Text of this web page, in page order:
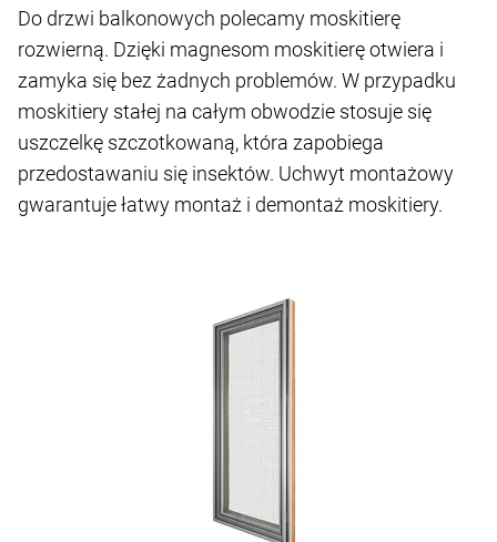
Do drzwi balkonowych polecamy moskitierę
rozwierną. Dzięki magnesom moskitierę otwiera i
zamyka się bez żadnych problemów. W przypadku
moskitiery stałej na całym obwodzie stosuje się
uszczelkę szczotkowaną, która zapobiega
przedostawaniu się insektów. Uchwyt montażowy
gwarantuje łatwy montaż i demontaż moskitiery.